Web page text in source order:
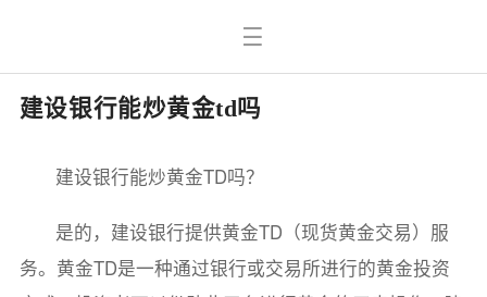
建设银行能炒黄金td吗
建设银行能炒黄金TD吗？
是的，建设银行提供黄金TD（现货黄金交易）服
务。黄金TD是一种通过银行或交易所进行的黄金投资